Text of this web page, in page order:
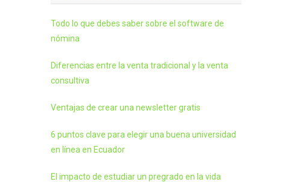
Todo lo que debes saber sobre el software de
nómina
Diferencias entre la venta tradicional y la venta
consultiva
Ventajas de crear una newsletter gratis
6 puntos clave para elegir una buena universidad
en línea en Ecuador
El impacto de estudiar un pregrado en la vida